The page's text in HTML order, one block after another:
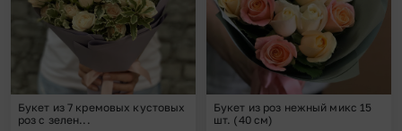
Букет из 7 кремовых кустовых
роз с зелен...
Букет из роз нежный микс 15
шт. (40 см)